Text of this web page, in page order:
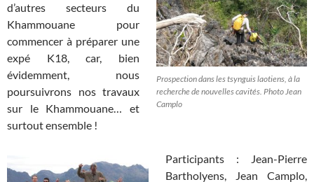
Prospection dans les tsynguis laotiens, à la
recherche de nouvelles cavités. Photo Jean
Camplo
d’autres secteurs du
Khammouane pour
commencer à préparer une
expé K18, car, bien
évidemment, nous
poursuivrons nos travaux
sur le Khammouane… et
surtout ensemble !
Participants : Jean-Pierre
Bartholyens, Jean Camplo,